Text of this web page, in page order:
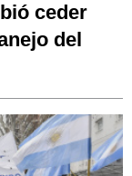
ceder
del